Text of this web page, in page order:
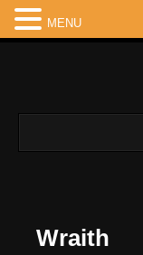
Wraith
MENU